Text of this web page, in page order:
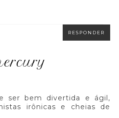
RESPONDER
ser bem divertida e ágil,
irônicas e cheias de